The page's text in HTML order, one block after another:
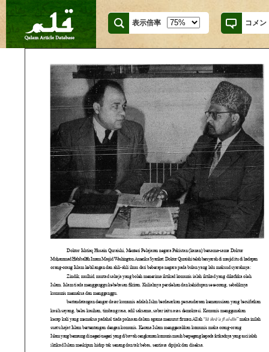
表示倍率 コメン